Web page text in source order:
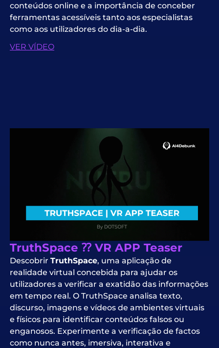
conteúdos online e a importância de conceber
ferramentas acessíveis tanto aos especialistas
como aos utilizadores do dia-a-dia.
VER VÍDEO
TruthSpace ⁇ VR APP Teaser
Descobrir TruthSpace, uma aplicação de
realidade virtual concebida para ajudar os
utilizadores a verificar a exatidão das informações
em tempo real. O TruthSpace analisa texto,
discurso, imagens e vídeos de ambientes virtuais
e físicos para identificar conteúdos falsos ou
enganosos. Experimente a verificação de factos
como nunca antes, imersiva, interativa e